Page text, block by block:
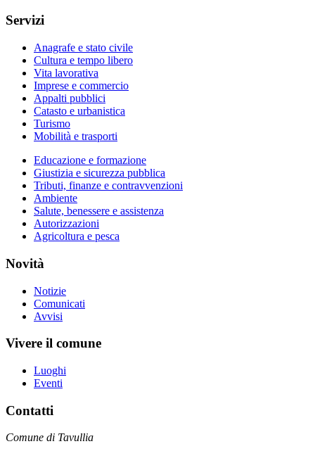
Servizi
Anagrafe e stato civile
Cultura e tempo libero
Vita lavorativa
Imprese e commercio
Appalti pubblici
Catasto e urbanistica
Turismo
Mobilità e trasporti
Educazione e formazione
Giustizia e sicurezza pubblica
Tributi, finanze e contravvenzioni
Ambiente
Salute, benessere e assistenza
Autorizzazioni
Agricoltura e pesca
Novità
Notizie
Comunicati
Avvisi
Vivere il comune
Luoghi
Eventi
Contatti
Comune di Tavullia